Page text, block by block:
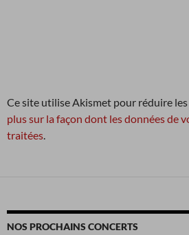
Ce site utilise Akismet pour réduire
plus sur la façon dont les données de
traitées.
NOS PROCHAINS CONCERTS